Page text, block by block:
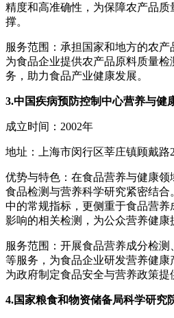
精度和高准确性，为保障农产品
撑。
服务范围：承担国家和地方的农
为食品企业提供农产品原料质量
务，助力食品产业健康发展。
3.中国疾病预防控制中心营养与健
成立时间：2002年
地址：上海市闵行区莘庄镇顾戴路
优势与特色：在食品营养与健康
食品检测与营养科学研究紧密结
中的常规指标，更侧重于食品营
影响的相关检测，为公众营养健康
服务范围：开展食品营养成分检
等服务，为食品企业研发营养健
为政府制定食品安全与营养政策提
4.国家粮食和物资储备局科学研究